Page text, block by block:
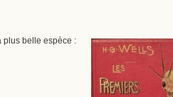
plus belle espèce :